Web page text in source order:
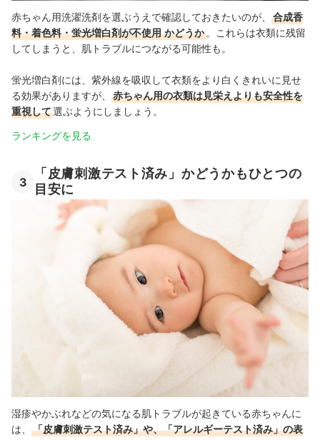
赤ちゃん用洗濯洗剤を選ぶうえで確認しておきたいのが、
合成香
料・着色料・蛍光増白剤が不使用 かどうか 。これらは衣類に残留
してしまうと、肌トラブルにつながる可能性も。
蛍光増白剤には、紫外線を吸収して衣類をより白くきれいに見せ
る効果がありますが、
赤ちゃん用の衣類は見栄えよりも安全性を
重視して選ぶようにしましょう。
ランキングを見る
3
「皮膚刺激テスト済み」かどうかもひとつの
目安に
湿疹やかぶれなどの気になる肌トラブルが起きている赤ちゃんに
は、
「皮膚刺激テスト済み」や、「アレルギーテスト済み」の表